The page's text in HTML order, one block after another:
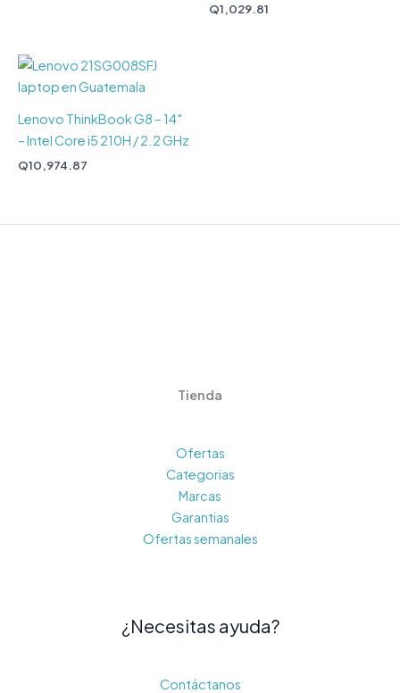
Q1,029.81
Lenovo ThinkBook G8 – 14″
– Intel Core i5 210H / 2.2 GHz
Q10,974.87
Tienda
Ofertas
Categorias
Marcas
Garantias
Ofertas semanales
¿Necesitas ayuda?
Contáctanos